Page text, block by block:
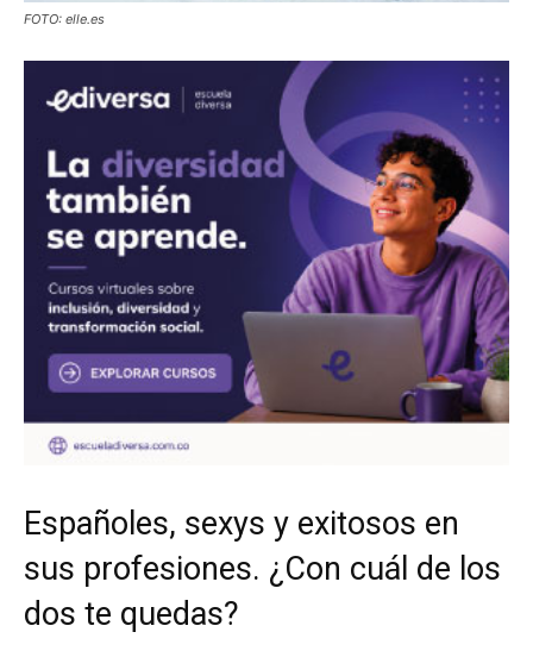
FOTO: elle.es
Españoles, sexys y exitosos en
sus profesiones. ¿Con cuál de los
dos te quedas?